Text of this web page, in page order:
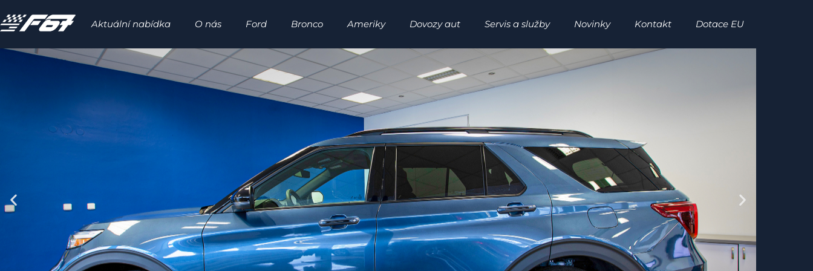
Aktuální nabídka O nás Ford Bronco Ameriky Dovozy aut Servis a služby Novinky Kontakt Dotace EU